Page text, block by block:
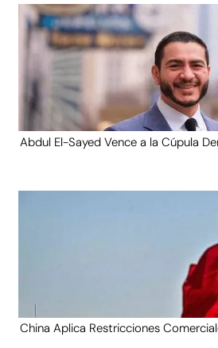
Abdul El-Sayed Vence a la Cúpula
China Aplica Restricciones